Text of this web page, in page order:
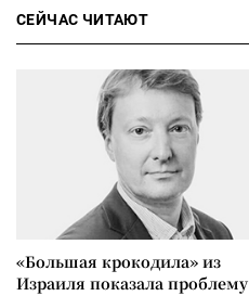
СЕЙЧАС ЧИТАЮТ
«Большая крокодила» из
Израиля показала проблему